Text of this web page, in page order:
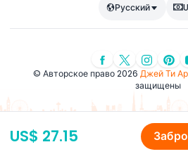
US$ 27.15
Русский
© Авторское право 2026 Джей Ти
защищены